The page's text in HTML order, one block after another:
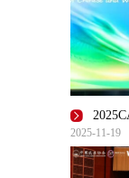
2025-11-19